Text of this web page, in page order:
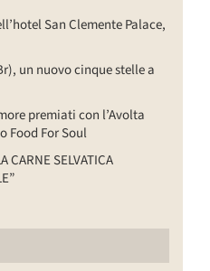
San Clemente Palace,
un nuovo cinque stelle a
premiati con l’Avolta
Food For Soul
CARNE SELVATICA